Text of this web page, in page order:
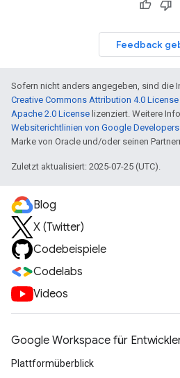
Feedback
Sofern nicht anders angegeben, sind die
Creative Commons Attribution 4.0 License
Apache 2.0 License lizenziert. Weitere
Websiterichtlinien von Google Developers
Marke von Oracle und/oder seinen
Zuletzt aktualisiert: 2025-07-25 (UTC).
Blog
X (Twitter)
Codebeispiele
Codelabs
Videos
Google Workspace für
Plattformüberblick